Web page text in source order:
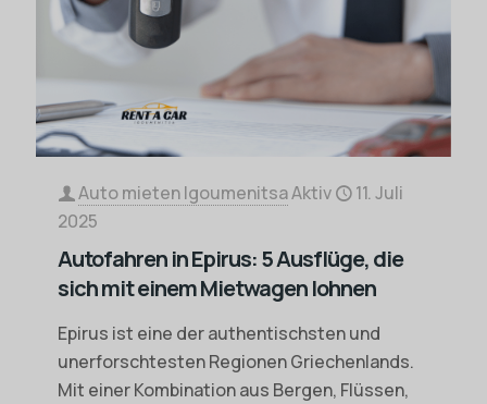
Auto mieten IgoumenitsaAktiv
11. Juli
2025
Autofahren in Epirus: 5 Ausflüge, die
sich mit einem Mietwagen lohnen
Epirus ist eine der authentischsten und
unerforschtesten Regionen Griechenlands.
Mit einer Kombination aus Bergen, Flüssen,